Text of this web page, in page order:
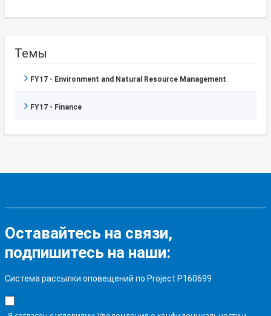
Темы
FY17 - Environment and Natural Resource Management
FY17 - Finance
Оставайтесь на связи,
подпишитесь на наши:
Система рассылки оповещений по Project P160699